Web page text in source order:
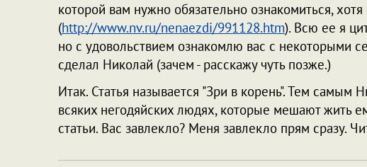
которой вам нужно обязательно ознакомиться,
(http://www.nv.ru/nenaezdi/991128.htm). Всю ее я
но с удовольствием ознакомлю вас с некоторыми
сделал Николай (зачем - расскажу чуть позже.)
Итак. Статья называется "Зри в корень". Тем самым
всяких негодяйских людях, которые мешают жить
статьи. Вас завлекло? Меня завлекло прям сразу.